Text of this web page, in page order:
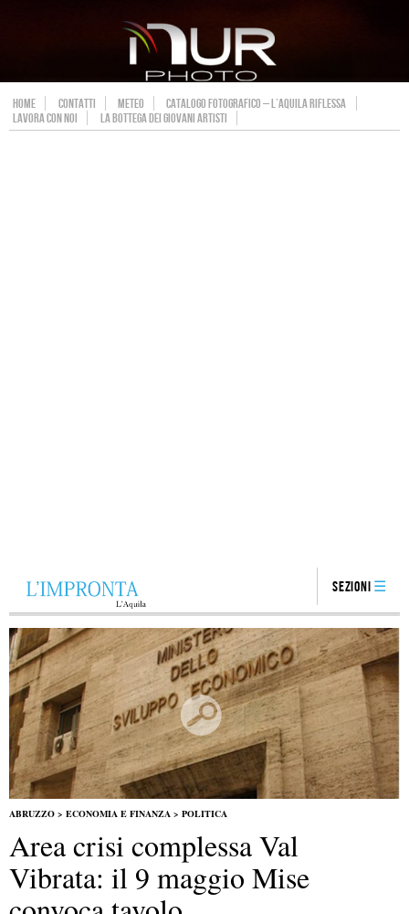
HOME CONTATTI METEO
CATALOGO FOTOGRAFICO – L’AQUILA RIFLESSA
LAVORA CON NOI
LA BOTTEGA DEI GIOVANI ARTISTI
Sezioni
ABRUZZO > ECONOMIA E FINANZA > POLITICA
Area crisi complessa Val
Vibrata: il 9 maggio Mise